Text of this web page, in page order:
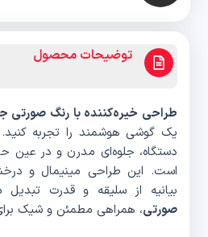
توضیحات محصول
طراحی خیره‌کننده با رنگ صورتی
یک گوشی هوشمند را تجربه
دستگاه، جلوه‌ای مدرن و در عین
بیانیه از سلیقه و قدرت تبدیل
صورتی، همراهی مطمئن و شیک